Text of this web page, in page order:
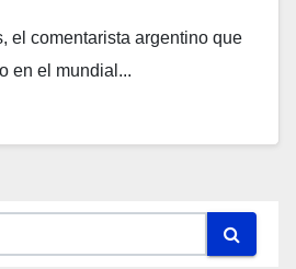
el comentarista argentino que
en el mundial...